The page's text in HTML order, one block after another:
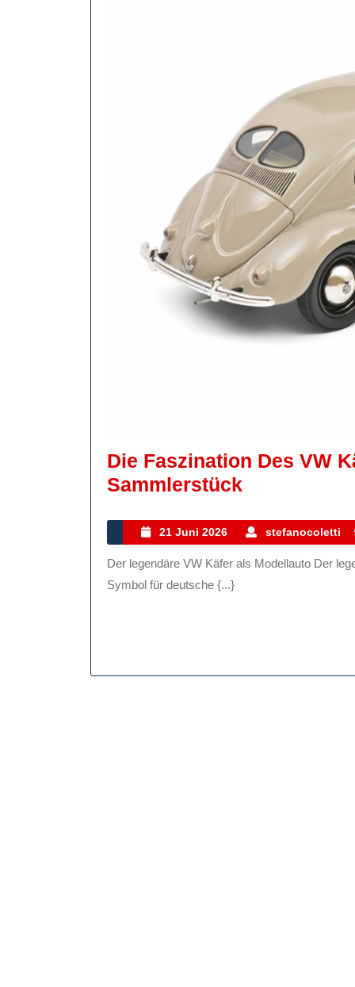
Die Faszination Des VW
SammlerstückDie
Des
VW
21 Juni 2026
21
Juni
2026
stefanocoletti
Der legendäre VW Käfer als Modellauto Der legendäre VW Käfer als Modellauto Der VW Käfer ist ein
Symbol für deutsche {...}